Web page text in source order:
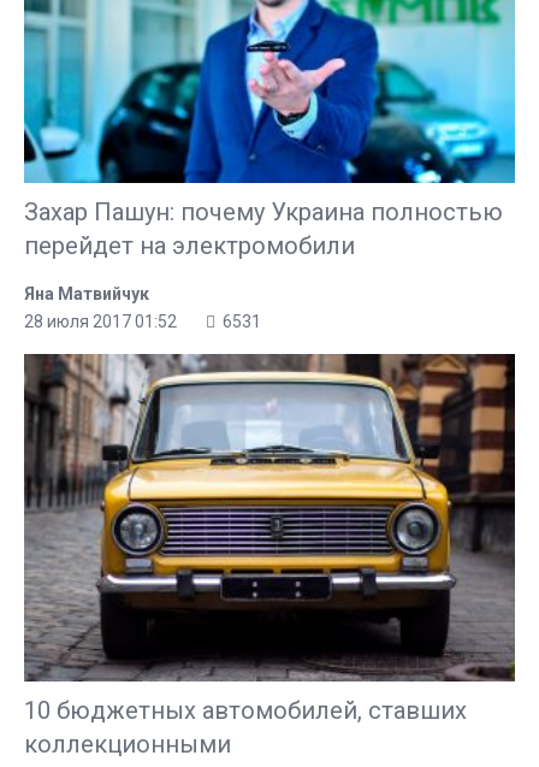
Захар Пашун: почему Украина полностью
перейдет на электромобили
Яна Матвийчук
28 июля 2017 01:52
6531
10 бюджетных автомобилей, ставших
коллекционными